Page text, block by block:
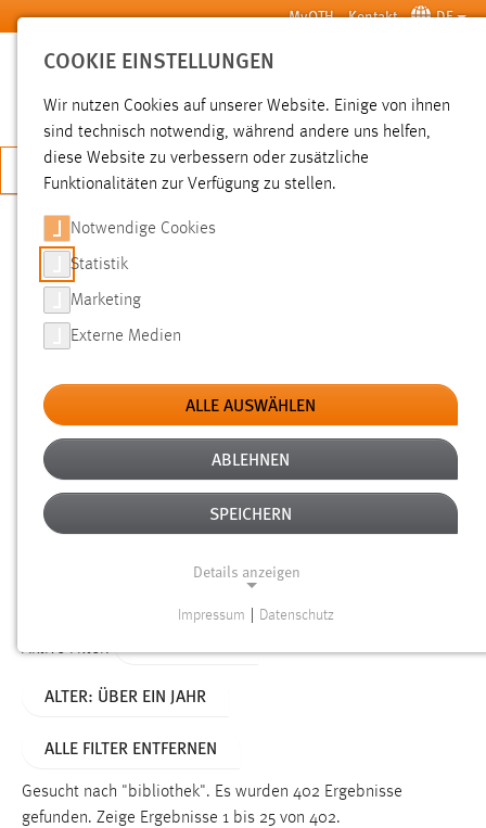
Zum Hauptinhalt springen MyOTH Kontakt DE
SUCHE
JETZT BEWERBEN
SUCHE
FILTER
Typ
Erstellungsdatum
Alter
Aktive Filter:
ALTER: ÜBER EIN JAHR
ALLE FILTER ENTFERNEN
Gesucht nach "bibliothek". Es wurden 402 Ergebnisse
gefunden. Zeige Ergebnisse 1 bis 25 von 402.
COOKIE EINSTELLUNGEN
Wir nutzen Cookies auf unserer Website. Einige von ihnen
sind technisch notwendig, während andere uns helfen,
diese Website zu verbessern oder zusätzliche
Funktionalitäten zur Verfügung zu stellen.
Notwendige Cookies
Statistik
Marketing
Externe Medien
ALLE AUSWÄHLEN
ABLEHNEN
SPEICHERN
Details anzeigen
Funktionen und sind für die einwandfreie Funktion der
Name:
Impressum Datenschutz